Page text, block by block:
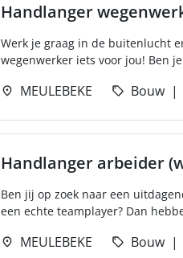
Handlanger
Werk je graag in de buitenlucht
wegenwerker iets voor jou! Ben
MEULEBEKE Bouw
Handlanger arbeider
Ben jij op zoek naar een
een echte teamplayer? Dan
MEULEBEKE Bouw